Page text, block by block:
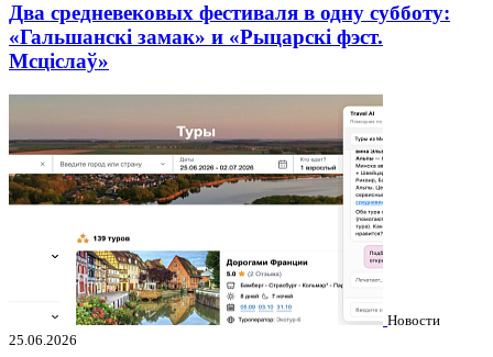
Два средневековых фестиваля в одну субботу:
«Гальшанскі замак» и «Рыцарскі фэст.
Мсціслаў»
Новости
25.06.2026